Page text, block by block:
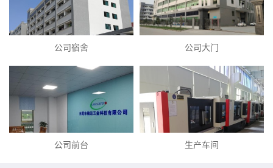
公司宿舍 公司大门
公司前台 生产车间